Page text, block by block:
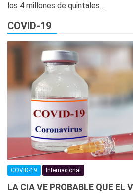
los 4 millones de quintales…
COVID-19
COVID-19 Internacional
LA CIA VE PROBABLE QUE EL